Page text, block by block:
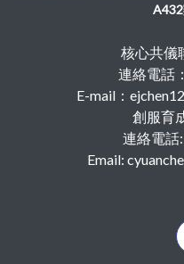
核心共儀
連絡電話
E-mail：
創服育
連絡電話
Email: